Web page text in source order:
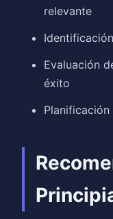
relevante
Evaluación
éxito